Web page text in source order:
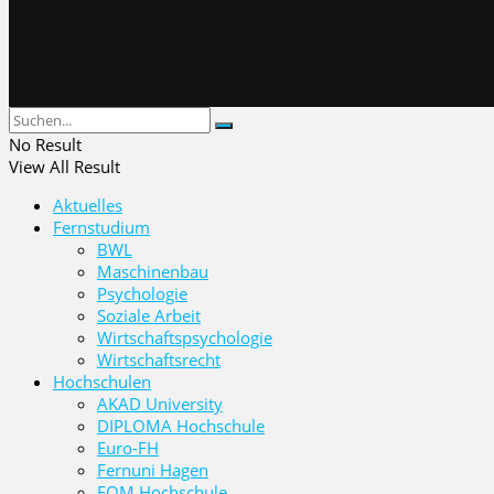
No Result
View All Result
Aktuelles
Fernstudium
BWL
Maschinenbau
Psychologie
Soziale Arbeit
Wirtschaftspsychologie
Wirtschaftsrecht
Hochschulen
AKAD University
DIPLOMA Hochschule
Euro-FH
Fernuni Hagen